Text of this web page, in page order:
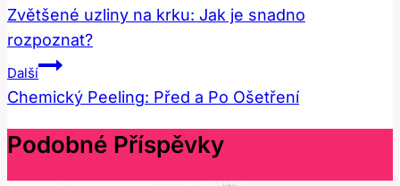
Pro
Příspěvek
Zvětšené uzliny na krku: Jak je snadno
rozpoznat?
Další
Chemický Peeling: Před a Po Ošetření
Podobné Příspěvky